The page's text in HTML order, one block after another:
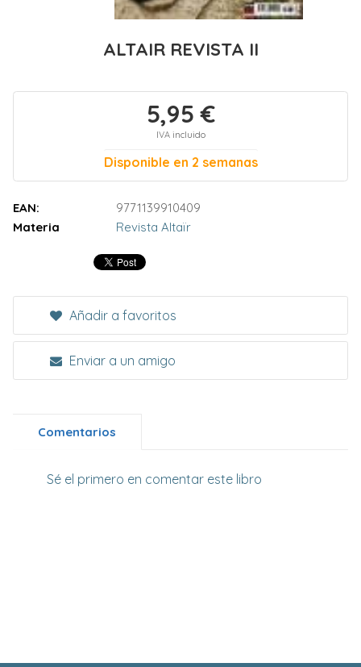
ALTAIR REVISTA II
5,95 €
IVA incluido
Disponible en 2 semanas
EAN:
9771139910409
Materia
Revista Altaïr
Añadir a favoritos
Enviar a un amigo
Comentarios
Sé el primero en comentar este libro